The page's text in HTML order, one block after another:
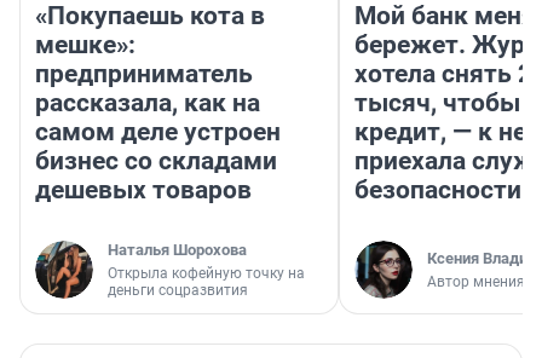
«Покупаешь кота в
мешке»:
предприниматель
рассказала, как на
самом деле устроен
бизнес со складами
дешевых товаров
Наталья Шорохова
Открыла кофейную точку на
деньги соцразвития
Мой банк меня
бережет.
хотела снять
тысяч, чтобы
кредит, — к
приехала
безопасности
Ксения
Автор мнения